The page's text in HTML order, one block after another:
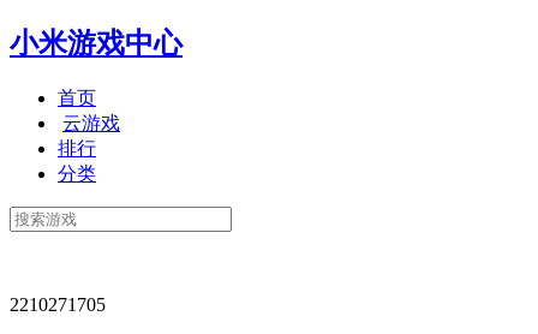
小米游戏中心
首页
云游戏
排行
分类
2210271705